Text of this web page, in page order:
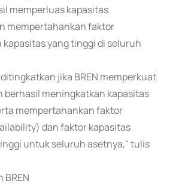
memperluas kapasitas
mempertahankan faktor
kapasitas yang tinggi di seluruh
jika BREN memperkuat
berhasil meningkatkan kapasitas
mempertahankan faktor
dan faktor kapasitas
untuk seluruh asetnya," tulis
BREN